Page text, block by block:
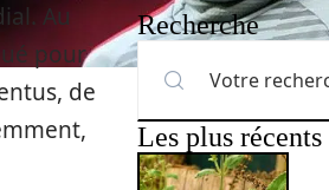
Au
pour
de
Recherche
Les plus récents